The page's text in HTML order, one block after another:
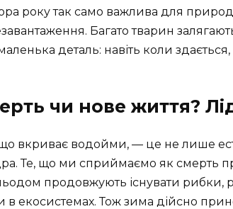
року так само важлива для
Багато тварин
деталь: навіть коли
чи нове життя?
вкриває водойми, — це не лише
Те, що ми сприймаємо як смерть
продовжують існувати рибки,
в екосистемах. Тож зима дійсно